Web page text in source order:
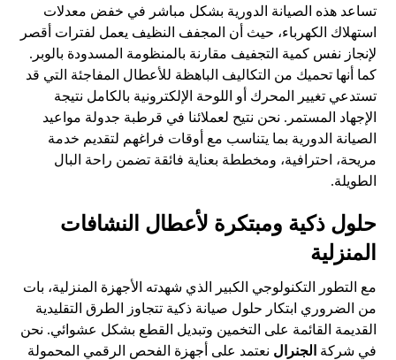
تساعد هذه الصيانة الدورية بشكل مباشر في خفض معدلات
استهلاك الكهرباء، حيث أن المجفف النظيف يعمل لفترات أقصر
لإنجاز نفس كمية التجفيف مقارنة بالمنظومة المسدودة بالوبر.
كما أنها تحميك من التكاليف الباهظة للأعطال المفاجئة التي قد
تستدعي تغيير المحرك أو اللوحة الإلكترونية بالكامل نتيجة
الإجهاد المستمر. نحن نتيح لعملائنا في قرطبة جدولة مواعيد
الصيانة الدورية بما يتناسب مع أوقات فراغهم لتقديم خدمة
مريحة، احترافية، ومخططة بعناية فائقة تضمن راحة البال
الطويلة.
حلول ذكية ومبتكرة لأعطال النشافات
المنزلية
مع التطور التكنولوجي الكبير الذي شهدته الأجهزة المنزلية، بات
من الضروري ابتكار حلول صيانة ذكية تتجاوز الطرق التقليدية
القديمة القائمة على التخمين وتبديل القطع بشكل عشوائي. نحن
في شركة الجنرال نعتمد على أجهزة الفحص الرقمي المحمولة